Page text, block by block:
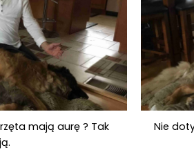
mają aurę ? Tak
Nie